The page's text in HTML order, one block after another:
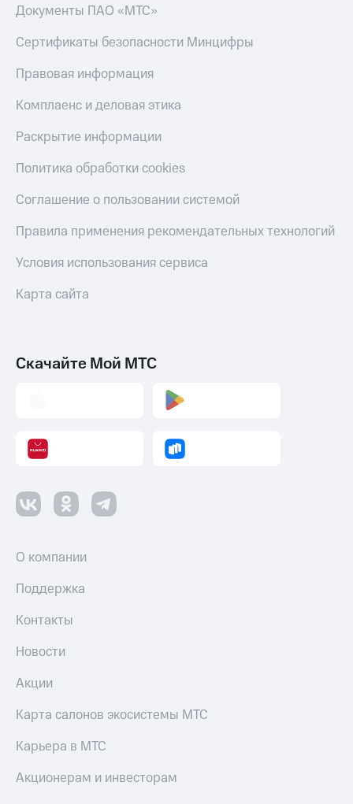
Документы ПАО «МТС»
Сертификаты безопасности Минцифры
Правовая информация
Комплаенс и деловая этика
Раскрытие информации
Политика обработки cookies
Соглашение о пользовании системой
Правила применения рекомендательных технологий
Условия использования сервиса
Карта сайта
Скачайте Мой МТС
О компании
Поддержка
Контакты
Новости
Акции
Карта салонов экосистемы МТС
Карьера в МТС
Акционерам и инвесторам